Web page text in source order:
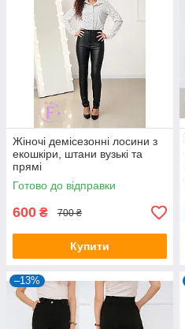
Жіночі демісезонні лосини з
екошкіри, штани вузькі та
прямі
Готово до відправки
600 ₴ 700 ₴
Купити
–13%